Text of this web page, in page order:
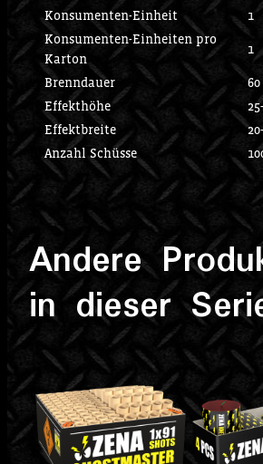
Konsumenten-Einheit
1
Konsumenten-Einheiten pro
Karton
1
Brenndauer
60
Effekthöhe
Effektbreite
Anzahl Schüsse
Andere
in dieser